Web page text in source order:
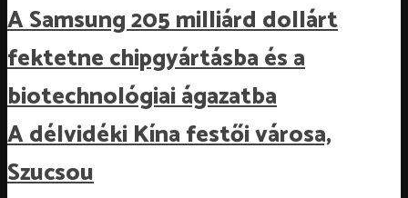
A Samsung 205 milliárd dollárt
fektetne chipgyártásba és a
biotechnológiai ágazatba
A délvidéki Kína festői városa,
Szucsou